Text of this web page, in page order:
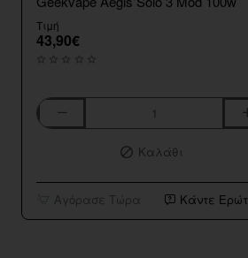
Τιμή
43,90€
Geekvape
Mod
100w
Καλάθι
Αγόρασε Τώρα Κάντε